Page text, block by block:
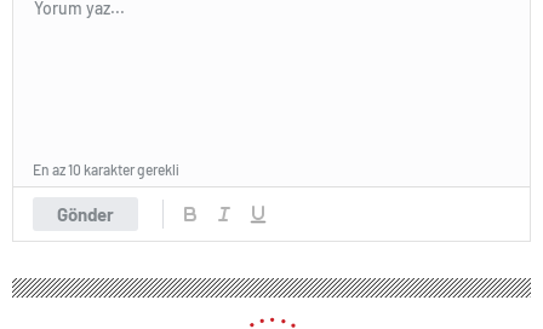
Gönder
En az 10 karakter gerekli